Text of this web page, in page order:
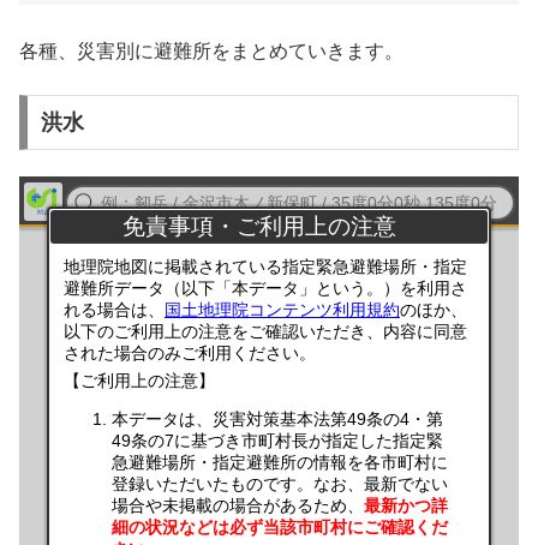
各種、災害別に避難所をまとめていきます。
洪水